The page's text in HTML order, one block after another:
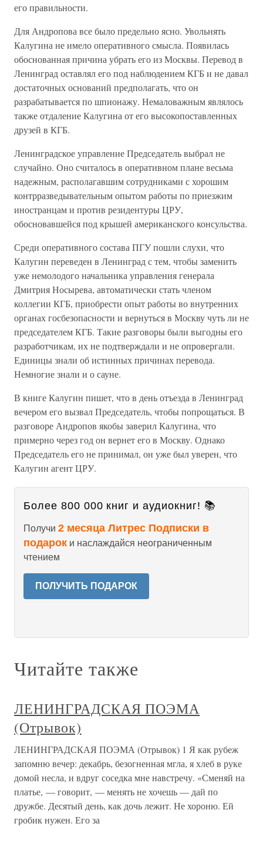
его правильности.
Для Андропова все было предельно ясно. Увольнять
Калугина не имело оперативного смысла. Появилась
обоснованная причина убрать его из Москвы. Перевод в
Ленинград оставлял его под наблюдением КГБ и не давал
достаточных оснований предполагать, что он
разрабатывается по шпионажу. Немаловажным являлось
также отдаление Калугина от его высокопоставленных
друзей в КГБ.
Ленинградское управление Председатель выбрал не
случайно. Оно считалось в оперативном плане весьма
надежным, располагавшим сотрудниками с хорошим
контрразведывательным опытом работы по приезжим
иностранцам и против резидентуры ЦРУ,
обосновавшейся под крышей американского консульства.
Среди оперативного состава ПГУ пошли слухи, что
Калугин переведен в Ленинград с тем, чтобы заменить
уже немолодого начальника управления генерала
Дмитрия Носырева, автоматически стать членом
коллегии КГБ, приобрести опыт работы во внутренних
органах госбезопасности и вернуться в Москву чуть ли не
председателем КГБ. Такие разговоры были выгодны его
разработчикам, их не подтверждали и не опровергали.
Единицы знали об истинных причинах перевода.
Немногие знали и о сауне.
В книге Калугин пишет, что в день отъезда в Ленинград
вечером его вызвал Председатель, чтобы попрощаться. В
разговоре Андропов якобы заверил Калугина, что
примерно через год он вернет его в Москву. Однако
Председатель его не принимал, он уже был уверен, что
Калугин агент ЦРУ.
Более 800 000 книг и аудиокниг! 📚
Получи 2 месяца Литрес Подписки в
подарок и наслаждайся неограниченным
чтением
ПОЛУЧИТЬ ПОДАРОК
Читайте также
ЛЕНИНГРАДСКАЯ ПОЭМА
(Отрывок)
ЛЕНИНГРАДСКАЯ ПОЭМА (Отрывок) 1 Я как рубеж
запомню вечер: декабрь, безогненная мгла, я хлеб в руке
домой несла, и вдруг соседка мне навстречу. «Сменяй на
платье, — говорит, — менять не хочешь — дай по
дружбе. Десятый день, как дочь лежит. Не хороню. Ей
гробик нужен. Его за